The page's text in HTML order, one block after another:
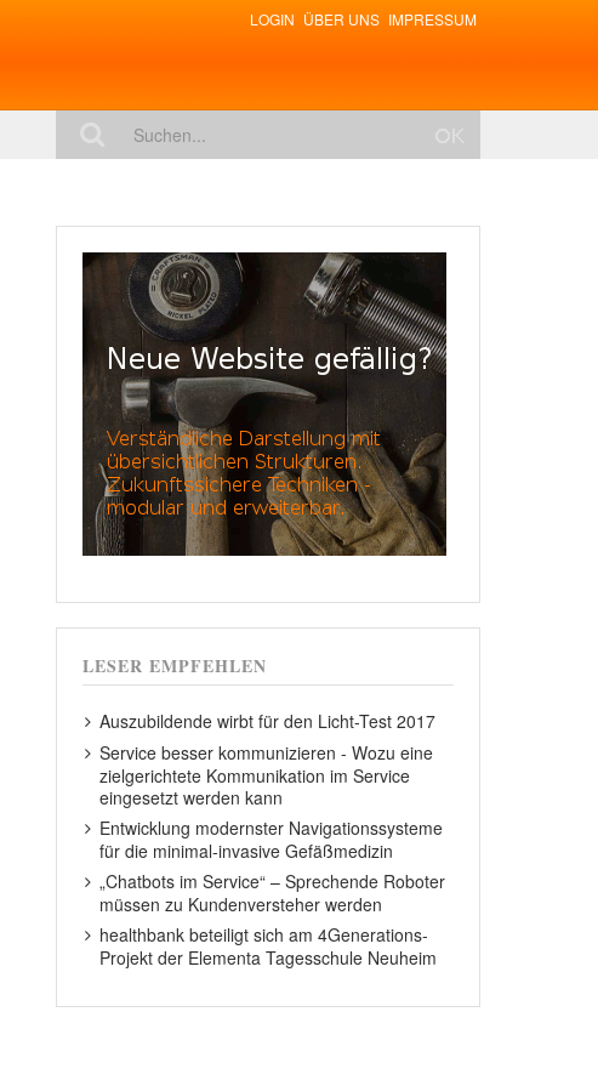
LOGIN ÜBER UNS IMPRESSUM
LESER EMPFEHLEN
Auszubildende wirbt für den Licht-Test 2017
Service besser kommunizieren - Wozu eine
zielgerichtete Kommunikation im Service
eingesetzt werden kann
Entwicklung modernster Navigationssysteme
für die minimal-invasive Gefäßmedizin
„Chatbots im Service“ – Sprechende Roboter
müssen zu Kundenversteher werden
healthbank beteiligt sich am 4Generations-
Projekt der Elementa Tagesschule Neuheim